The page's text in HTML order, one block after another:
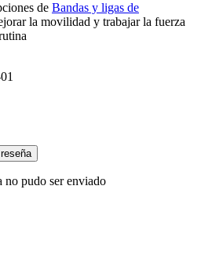
de Bandas y ligas de
la movilidad y trabajar la fuerza
no pudo ser enviado